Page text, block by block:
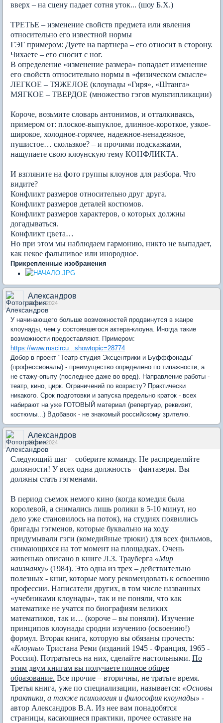
вверх – на сцену падает сотня уток... (шоу Б.Х.)
ТРЕТЬЕ – изменение свойств предмета или явления
относительно его известной нормы
ГЭГ примером: Дуете на партнера – его относит в сторону.
Чихаете – его сносит с ног.
В определение «изменение размера» попадает изменение
его свойств относительно нормы в «физическом смысле»
ЛЕГКОЕ – ТЯЖЕЛОЕ (клоунады «Гиря», «Штанга»
МЯГКОЕ – ТВЕРДОЕ (множество гэгов мультипликации)
Короче, возьмите словарь антонимов, и отталкиваясь,
примером от: плоское-выпуклое, длинное-короткое, узкое-
широкое, холодное-горячее, надежное-ненадежное,
пушистое… скользкое? – и прочими подсказками,
нащупаете свою клоунскую тему КОНФЛИКТА.
И взгляните на фото группы клоунов для разбора. Что
видите?
Конфликт размеров относительно друг друга.
Конфликт размеров деталей костюмов.
Конфликт размеров характеров, о которых должны
догадываться.
Конфликт цвета…
Но при этом мы наблюдаем гармонию, никто не выпадает,
как некое фальшивое или инородное.
Прикрепленные изображения
Александров
01 сен 2024
У начинающего больше возможностей продвинутся в жанре
клоунады, чем у состоявшегося актера-клоуна. Иногда такие
возможности предоставляют. Примером:
https://www.ruscircu...showtopic=28774
Добор в проект "Театр-студия Эксцентрики и Буфффонады"
(профессионалы) - преимущество определено по типажности, а
не стажу-опыту (последнее даже во вред). Направление работы -
театр, кино, цирк. Ограничений по возрасту? Практически
никакого. Срок подготовки и запуска предельно краток - всех
набирают на уже ГОТОВЫЙ материал (репертуар, реквизит,
костюмы...) Вдобавок - не знакомый российскому зрителю.
Александров
02 сен 2024
Следующий шаг – соберите команду. Не распределяйте
должности! У всех одна должность – фантазеры. Вы
должны стать гэгменами.
В период съемок немого кино (когда комедия была
королевой, а снимались лишь ролики в 5-10 минут, но
дело уже становилось на поток), на студиях появились
бригады гэгменов, которые буквально на ходу
придумывали гэги (комедийные трюки) для всех фильмов,
снимающихся на тот момент на площадках. Очень
живенько описано в книге Л.З. Трауберга «Мир
наизнанку» (1984). Это одна из трех – действительно
полезных - книг, которые могу рекомендовать к освоению
профессии. Написатели других, в том числе названных
«учебниками клоунады», так и не поняли, что как
математике не учатся по биографиям великих
математиков, так и… (короче – вы поняли). Изучение
принципов клоунады сродни изучению (освоению!)
формул. Вторая книга, которую вы обязаны прочесть:
«Клоуны» Тристана Реми (изданий 1945 - Франция, 1965 -
Россия). Потратьтесь на них, сделайте настольными. По
этим двум книгам вы получаете полное общее
образование. Все прочие – вторичны, не тратьте время.
Третья книга, уже по специализации, называется: «Основы
практики, а также психология и философия клоунады» -
автор Александров В.А. Из нее вам понадобятся
страницы, касающиеся практики, прочее оставьте на